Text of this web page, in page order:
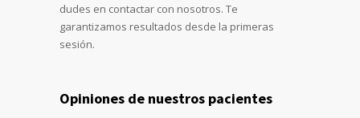
dudes en contactar con nosotros. Te
garantizamos resultados desde la primeras
sesión.
Opiniones de nuestros pacientes